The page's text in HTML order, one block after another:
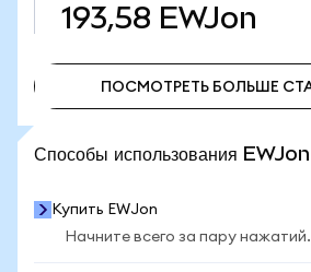
193,58 EWJon
ПОСМОТРЕТЬ БОЛЬШЕ
Способы использования
Купить EWJon
Начните всего за пару нажатий.